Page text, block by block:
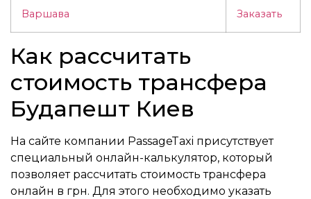
Варшава Заказать
Как рассчитать
стоимость трансфера
Будапешт Киев
На сайте компании PassageTaxi присутствует
специальный онлайн-калькулятор, который
позволяет рассчитать стоимость трансфера
онлайн в грн. Для этого необходимо указать